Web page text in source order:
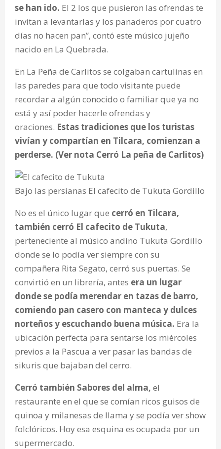
se han ido. El 2 los que pusieron las ofrendas te
invitan a levantarlas y los panaderos por cuatro
días no hacen pan”, contó este músico jujeño
nacido en La Quebrada.
En La Peña de Carlitos se colgaban cartulinas en
las paredes para que todo visitante puede
recordar a algún conocido o familiar que ya no
está y así poder hacerle ofrendas y
oraciones. Estas tradiciones que los turistas
vivían y compartían en Tilcara, comienzan a
perderse. (Ver nota Cerró La peña de Carlitos)
Bajo las persianas El cafecito de Tukuta Gordillo
No es el único lugar que cerró en Tilcara,
también cerró El cafecito de Tukuta,
perteneciente al músico andino Tukuta Gordillo
donde se lo podía ver siempre con su
compañera Rita Segato, cerró sus puertas. Se
convirtió en un librería, antes era un lugar
donde se podía merendar en tazas de barro,
comiendo pan casero con manteca y dulces
norteños y escuchando buena música. Era la
ubicación perfecta para sentarse los miércoles
previos a la Pascua a ver pasar las bandas de
sikuris que bajaban del cerro.
Cerró también Sabores del alma, el
restaurante en el que se comían ricos guisos de
quinoa y milanesas de llama y se podía ver show
folclóricos. Hoy esa esquina es ocupada por un
supermercado.